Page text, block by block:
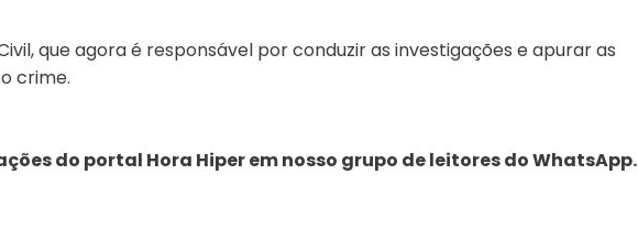
que agora é responsável por conduzir as investigações e apurar as
crime.
do portal Hora Hiper em nosso grupo de leitores do WhatsApp.